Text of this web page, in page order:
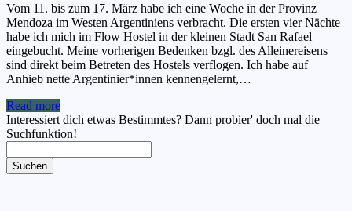
Vom 11. bis zum 17. März habe ich eine Woche in der Provinz
Mendoza im Westen Argentiniens verbracht. Die ersten vier Nächte
habe ich mich im Flow Hostel in der kleinen Stadt San Rafael
eingebucht. Meine vorherigen Bedenken bzgl. des Alleinereisens
sind direkt beim Betreten des Hostels verflogen. Ich habe auf
Anhieb nette Argentinier*innen kennengelernt,…
Read more
Interessiert dich etwas Bestimmtes? Dann probier' doch mal die
Suchfunktion!
Suchen